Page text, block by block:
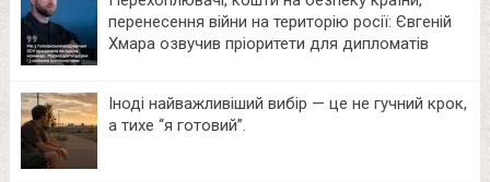
перенесення війни на територію росії: Євгеній
Хмара озвучив пріоритети для дипломатів
Іноді найважливіший вибір — це не гучний крок,
а тихе “я готовий”.